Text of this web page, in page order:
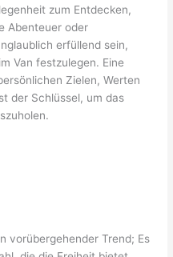
zum Entdecken,
Abenteuer oder
erfüllend sein,
Van festzulegen. Eine
Zielen, Werten
der Schlüssel, um das
vorübergehender Trend; Es